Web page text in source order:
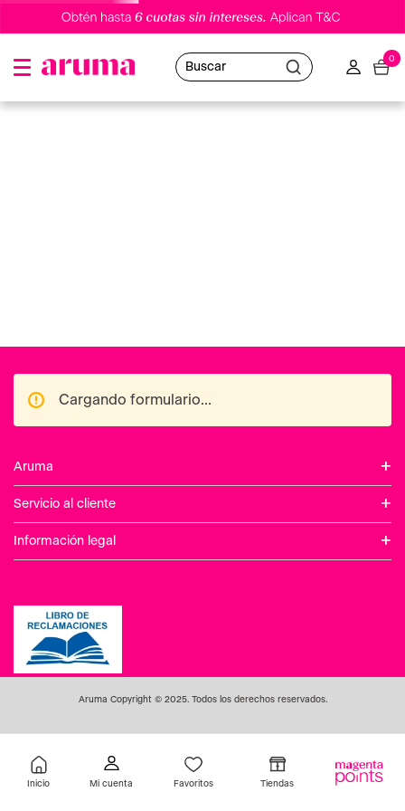
Buscar
0
Inicio Favoritos Tiendas
Cargando formulario...
Aruma +
Servicio al cliente +
Información legal +
Aruma Copyright © 2025. Todos los derechos reservados.